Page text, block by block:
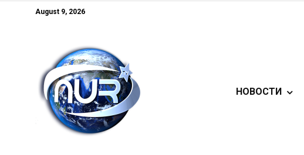
August 9, 2026
НОВОСТИ